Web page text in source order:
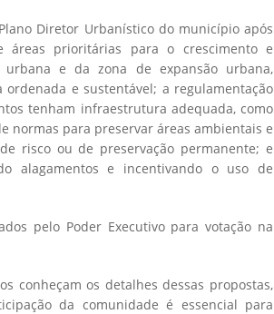
Diretor Urbanístico do município após
prioritárias para o crescimento e
e da zona de expansão urbana,
e sustentável; a regulamentação
tenham infraestrutura adequada, como
normas para preservar áreas ambientais e
risco ou de preservação permanente; e
alagamentos e incentivando o uso de
pelo Poder Executivo para votação na
conheçam os detalhes dessas propostas,
da comunidade é essencial para